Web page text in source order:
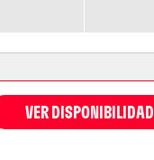
VER DISPONIBILIDAD